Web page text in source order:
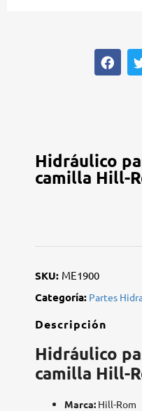
Hidráulico
camilla Hill-
SKU: ME1900
Categoría: Partes
Descripción
Hidráulico
camilla Hill-
Marca: Hill-Rom